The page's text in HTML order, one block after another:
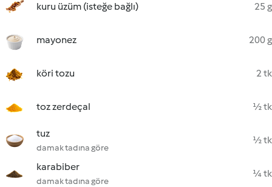
kuru üzüm (isteğe bağlı) 25 g
mayonez 200 g
köri tozu 2 tk
toz zerdeçal ½ tk
tuz
damak tadına göre
½ tk
karabiber
damak tadına göre
¼ tk